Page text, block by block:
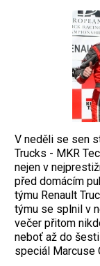
V neděli se sen
Trucks - MKR
nejen v
před domácím
týmu Renault
týmu se splnil v
večer přitom
neboť až do
speciál Marcuse